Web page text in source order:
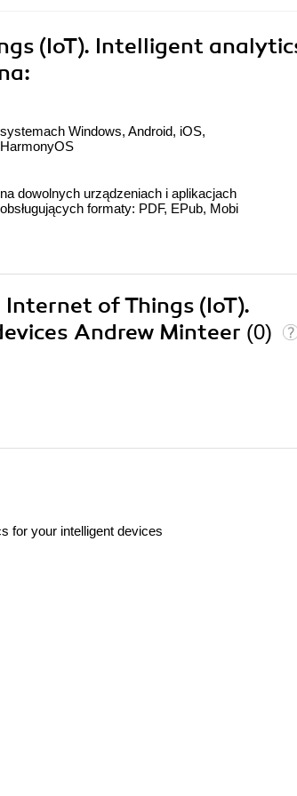
(IoT). Intelligent
systemach Windows, Android, iOS,
HarmonyOS
na dowolnych urządzeniach i aplikacjach
obsługujących formaty: PDF, EPub, Mobi
of Things (IoT).
Andrew Minteer (0)
for your intelligent devices